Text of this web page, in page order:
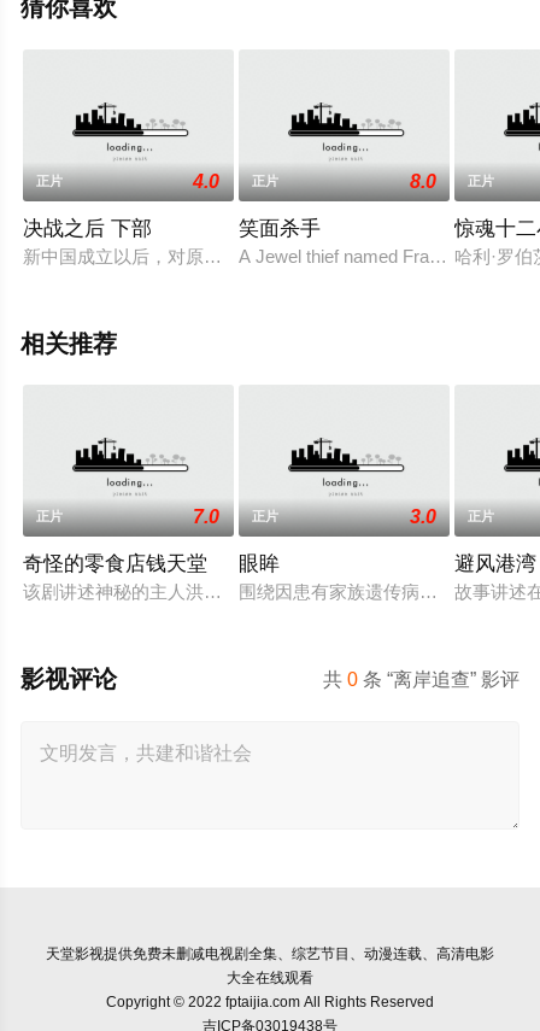
猜你喜欢
正片 4.0
决战之后 下部
新中国成立以后，对原国民党战犯的改造摆到了党中央的议事日
正片 8.0
笑面杀手
A Jewel thief named Frank Stone is a
正片
惊魂十
哈利·罗
相关推荐
正片 7.0
奇怪的零食店钱天堂
该剧讲述神秘的主人洪子卖能够实现人们愿望的神秘零食，以及
正片 3.0
眼眸
围绕因患有家族遗传病而导致视力逐
正片
避风港湾
故事讲述
共0 条 “离岸追查” 影评
影视评论
天堂影视提供免费未删减电视剧全集、综艺节目、动漫连载、高清电影
大全在线观看
Copyright © 2022 fptaijia.com All Rights Reserved
吉ICP备03019438号